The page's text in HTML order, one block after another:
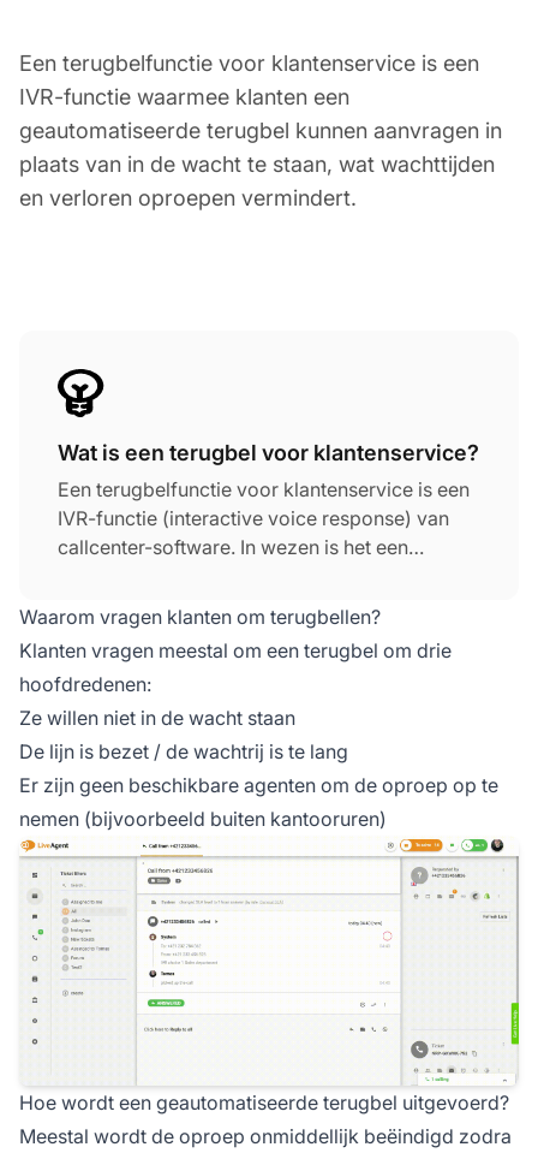
Een terugbelfunctie voor klantenservice is een
IVR-functie waarmee klanten een
geautomatiseerde terugbel kunnen aanvragen in
plaats van in de wacht te staan, wat wachttijden
en verloren oproepen vermindert.
Wat is een terugbel voor klantenservice?
Een terugbelfunctie voor klantenservice is een
IVR-functie (interactive voice response) van
callcenter-software. In wezen is het een
de callcenter-software wordt uitgevoerd.
Waarom vragen klanten om terugbellen?
Klanten vragen meestal om een terugbel om drie
hoofdredenen:
Ze willen niet in de wacht staan
De lijn is bezet / de wachtrij is te lang
Er zijn geen beschikbare agenten om de oproep op te
nemen (bijvoorbeeld buiten kantooruren)
Hoe wordt een geautomatiseerde terugbel uitgevoerd?
Meestal wordt de oproep onmiddellijk beëindigd zodra